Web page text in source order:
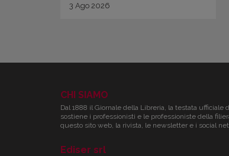
3 Ago 2026
CHI SIAMO
Dal 1888 il Giornale della Libreria, la testata ufficiale
sostiene i professionisti e le professioniste della
questo sito web, la rivista, le newsletter e i social
Ediser srl